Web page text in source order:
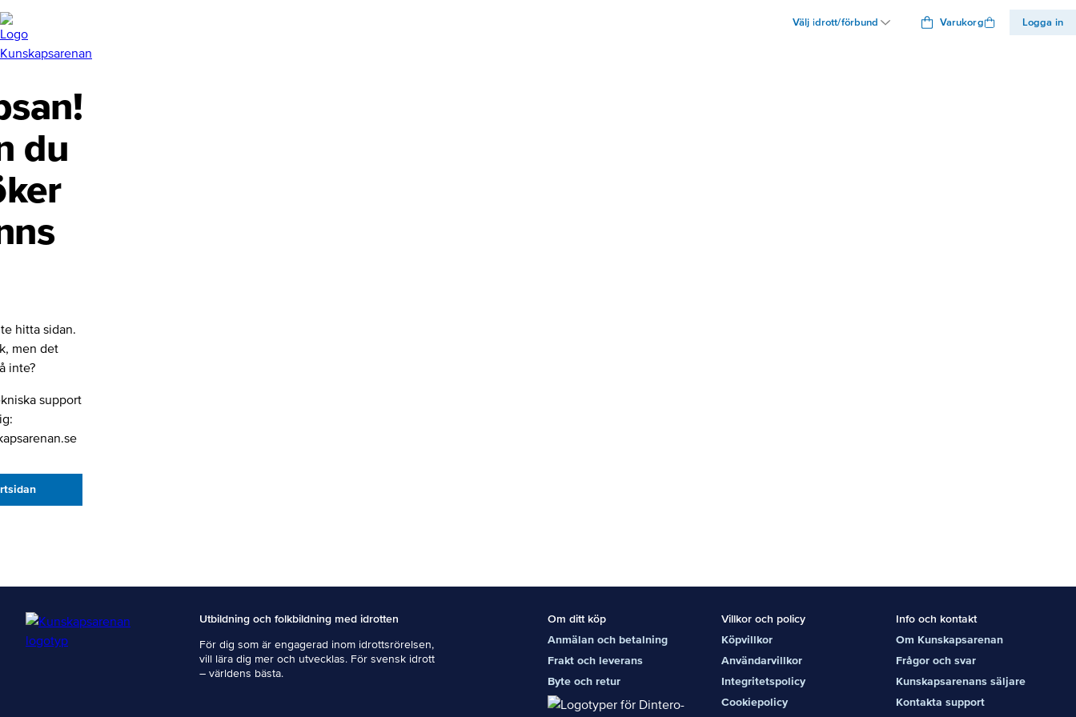
Välj idrott/förbund Varukorg Logga in
du
hitta sidan.
men det
inte?
support
Utbildning och folkbildning med idrotten
För dig som är engagerad inom idrottsrörelsen,
vill lära dig mer och utvecklas. För svensk idrott
– världens bästa.
Om ditt köp
Anmälan och betalning
Frakt och leverans
Byte och retur
Villkor och policy
Köpvillkor
Användarvillkor
Integritetspolicy
Cookiepolicy
Info och kontakt
Om Kunskapsarenan
Frågor och svar
Kunskapsarenans säljare
Kontakta support